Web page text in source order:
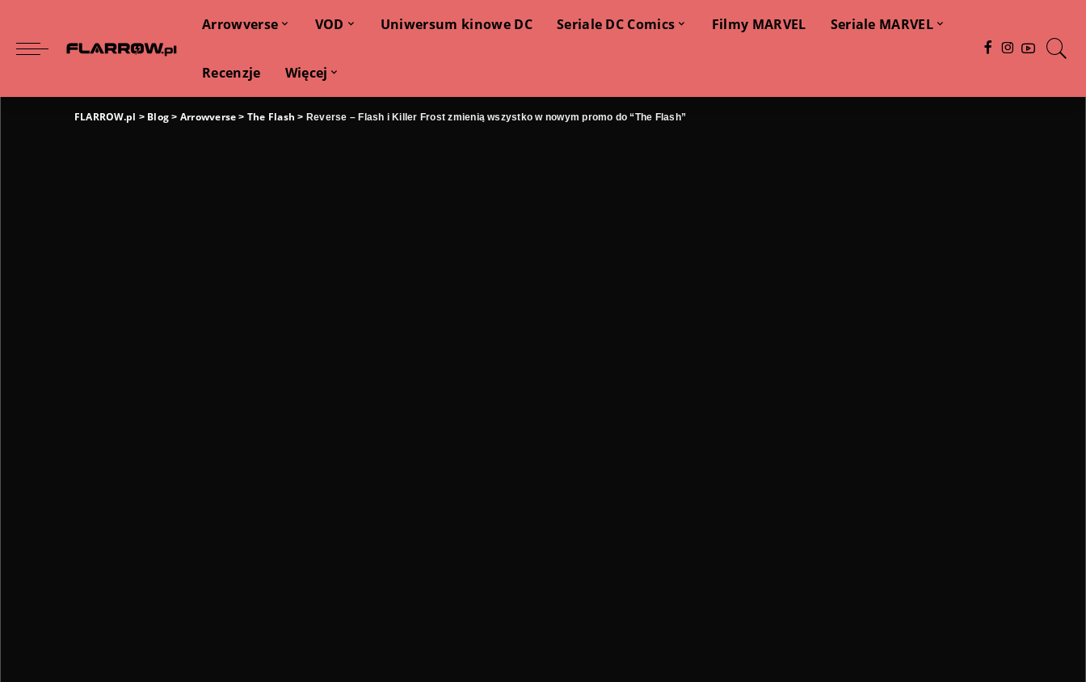
Arrowverse VOD Uniwersum kinowe DC Seriale DC Comics Filmy MARVEL Seriale MARVEL
Recenzje Więcej
FLARROW.pl > Blog > Arrowverse > The Flash > Reverse – Flash i Killer Frost zmienią wszystko w nowym promo do “The Flash”